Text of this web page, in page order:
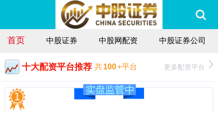
首页 中股证券 中股网配资 中股证券公司
十大配资平台推荐 共100+平台 更多配资平台